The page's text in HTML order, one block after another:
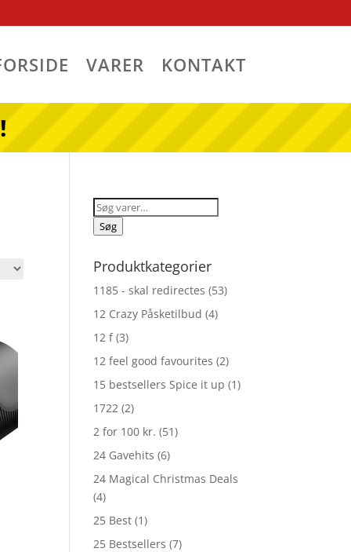
VARER KONTAKT
Søg
efter:
Søg
Produktkategorier
1185 - skal redirectes (53)
12 Crazy Påsketilbud (4)
12 f (3)
12 feel good favourites (2)
15 bestsellers Spice it up (1)
1722 (2)
2 for 100 kr. (51)
24 Gavehits (6)
24 Magical Christmas Deals
(4)
25 Best (1)
25 Bestsellers (7)